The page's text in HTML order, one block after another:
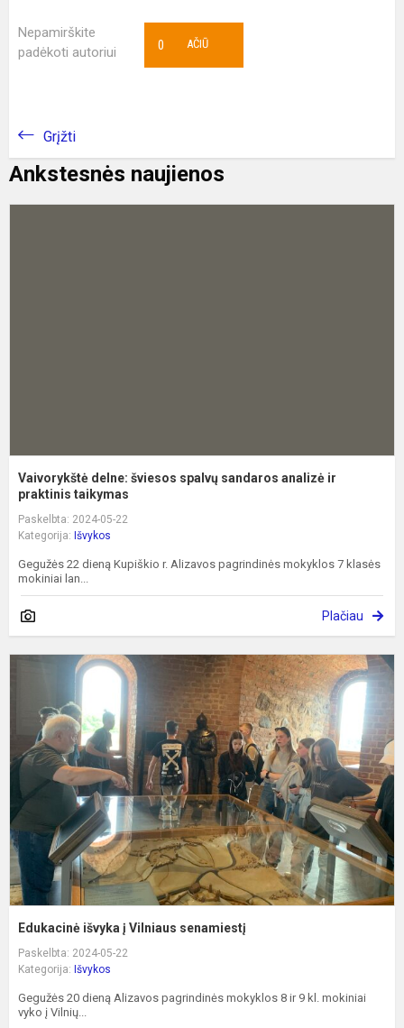
Nepamirškite
padėkoti autoriui
AČIŪ
0
Grįžti
Ankstesnės naujienos
Vaivorykštė delne: šviesos spalvų sandaros analizė ir
praktinis taikymas
Paskelbta: 2024-05-22
Kategorija: Išvykos
Gegužės 22 dieną Kupiškio r. Alizavos pagrindinės mokyklos 7 klasės
mokiniai lan...
Plačiau
Edukacinė išvyka į Vilniaus senamiestį
Paskelbta: 2024-05-22
Kategorija: Išvykos
Gegužės 20 dieną Alizavos pagrindinės mokyklos 8 ir 9 kl. mokiniai
vyko į Vilnių...